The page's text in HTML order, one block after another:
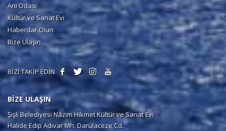
Anı Odası
Kültür ve Sanat Evi
Haberdar Olun
Bize Ulaşın
BİZİ TAKİP EDİN
BİZE ULAŞIN
Şişli Belediyesi Nâzım Hikmet Kültür ve Sanat Evi
Halide Edip Adıvar Mh. Darülaceze Cd.